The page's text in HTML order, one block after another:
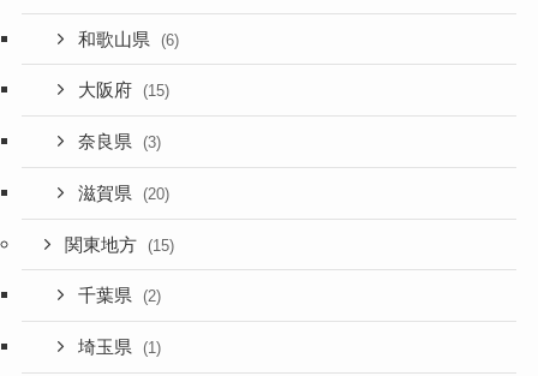
和歌山県 (6)
大阪府 (15)
奈良県 (3)
滋賀県 (20)
関東地方 (15)
千葉県 (2)
埼玉県 (1)